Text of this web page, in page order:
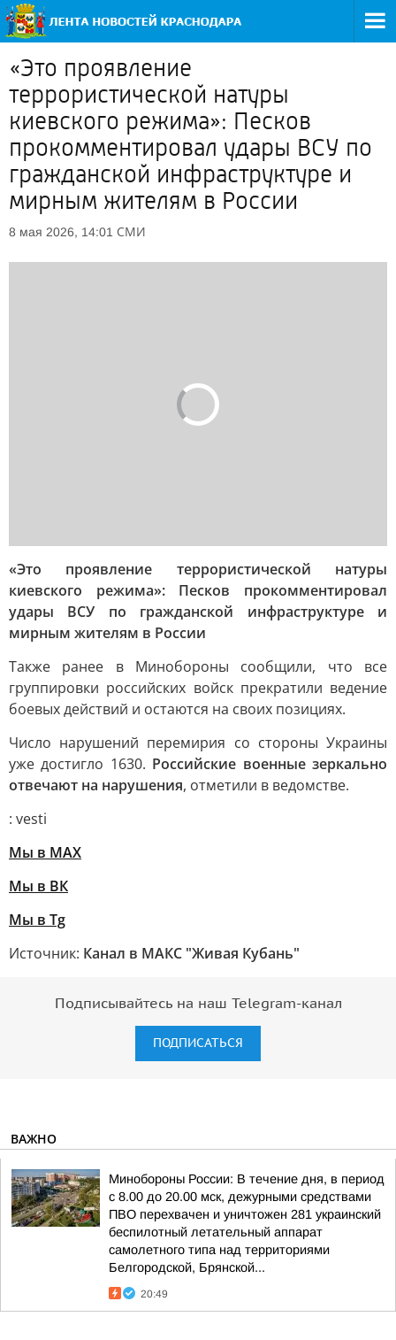
«Это проявление
террористической натуры
киевского режима»: Песков
прокомментировал удары ВСУ по
гражданской инфраструктуре и
мирным жителям в России
8 мая 2026, 14:01 СМИ
«Это проявление террористической натуры
киевского режима»: Песков прокомментировал
удары ВСУ по гражданской инфраструктуре и
мирным жителям в России
Также ранее в Минобороны сообщили, что все
группировки российских войск прекратили ведение
боевых действий и остаются на своих позициях.
Число нарушений перемирия со стороны Украины
уже достигло 1630. Российские военные зеркально
отвечают на нарушения, отметили в ведомстве.
: vesti
Мы в MAX
Мы в ВК
Мы в Tg
Источник: Канал в МАКС "Живая Кубань"
Подписывайтесь на наш Telegram-канал
ПОДПИСАТЬСЯ
ВАЖНО
Минобороны России: В течение дня, в период
с 8.00 до 20.00 мск, дежурными средствами
ПВО перехвачен и уничтожен 281 украинский
беспилотный летательный аппарат
самолетного типа над территориями
Белгородской, Брянской...
20:49